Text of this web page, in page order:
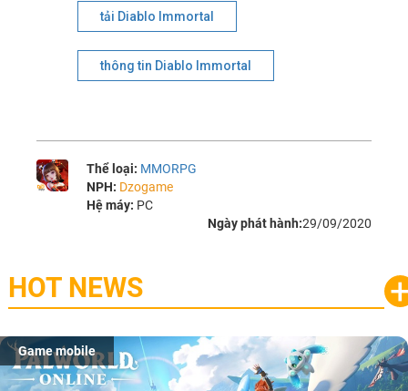
tải Diablo Immortal
thông tin Diablo Immortal
Thể loại: MMORPG
NPH: Dzogame
Hệ máy: PC
Ngày phát hành:29/09/2020
HOT NEWS
Game mobile